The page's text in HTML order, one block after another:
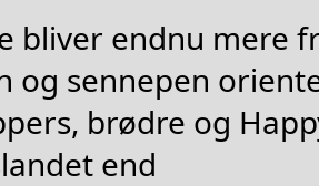
bliver endnu mere
og sennepen
brødre og
end